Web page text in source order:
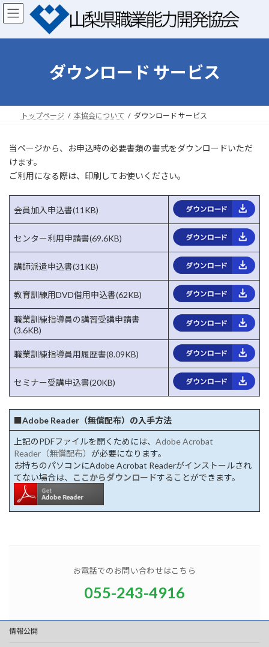
コ
ン
ン
ナ
ビ
ー
ダウンロード サービス
トップページ 本協会について ダウンロード サービス
当ページから、お申込時の必要書類の書式をダウンロードいただ
けます。
ご利用になる際は、印刷してお使いください。
会員加入申込書(11KB)
センター利用申請書(69.6KB)
講師派遣申込書(31KB)
教育訓練用DVD借用申込書(62KB)
職業訓練指導員の講習受講申請書
(3.6KB)
職業訓練指導員用履歴書(8.09KB)
セミナー受講申込書(20KB)
■Adobe Reader（無償配布）の入手方法
上記のPDFファイルを開くためには、 Adobe Acrobat
Reader（無償配布） が必要になります。
お持ちのパソコンにAdobe Acrobat Readerがインストールされ
てない場合は、
ここからダウンロードすることができます。
お電話でのお問い合わせはこちら
055-243-4916
情報公開